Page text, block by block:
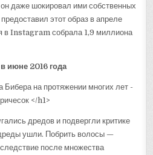
даже шокировал ими собственных
этот образ в апреле
в Instagram собрала 1,9 миллиона
июне 2016 года
дредов и подвергли критике
ушли. Побрить волосы —
после множества